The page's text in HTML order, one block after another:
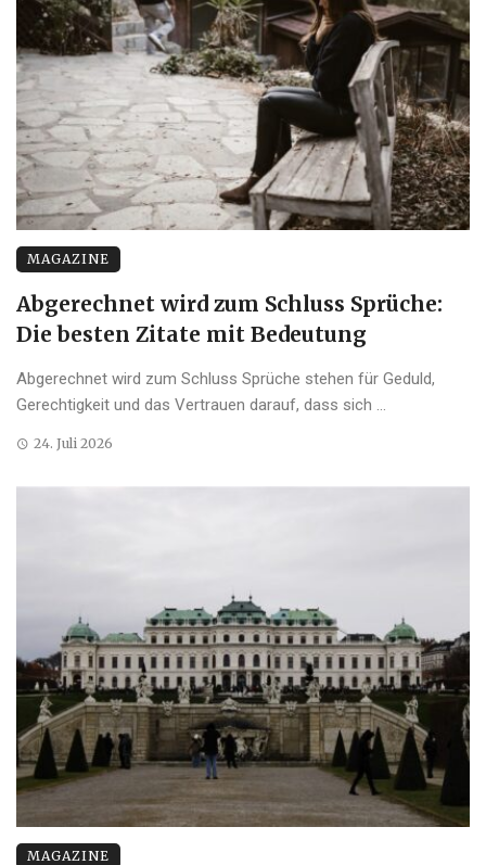
MAGAZINE
Abgerechnet wird zum Schluss Sprüche:
Die besten Zitate mit Bedeutung
Abgerechnet wird zum Schluss Sprüche stehen für Geduld,
Gerechtigkeit und das Vertrauen darauf, dass sich ...
24. Juli 2026
MAGAZINE